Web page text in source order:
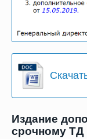
Издание
срочному ТД